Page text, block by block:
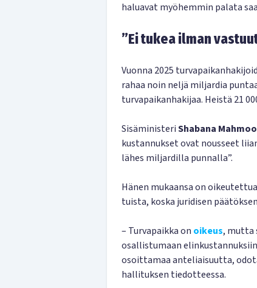
haluavat myöhemmin palata
”Ei tukea ilman
Vuonna 2025
rahaa noin neljä miljardia
turvapaikanhakijaa. Heistä 21
SisäministeriShabana
kustannukset ovat nousseet
lähes miljardilla punnalla”.
Hänen mukaansa on
tuista, koska juridisen
– Turvapaikka on oikeus, mutta
osallistumaan
osoittamaa anteliaisuutta,
hallituksen tiedotteessa.